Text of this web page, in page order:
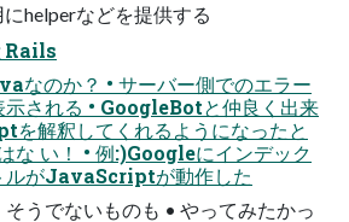
にhelperなどを提供する
なのか？ • サーバー側でのエラー
⽰される • GoogleBotと仲良く出来
を解釈してくれるようになったと
な い！ • 例:)Googleにインデック
ルがJavaScriptが動作した
そうでないものも • やってみたかっ